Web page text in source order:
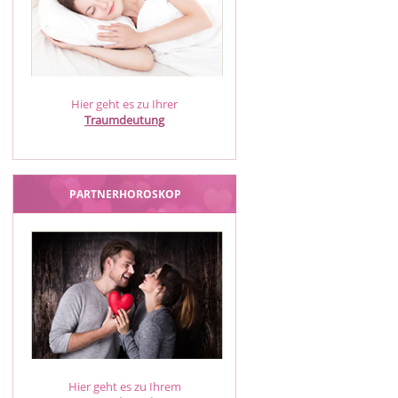
Hier geht es zu Ihrer
Traumdeutung
PARTNERHOROSKOP
Hier geht es zu Ihrem